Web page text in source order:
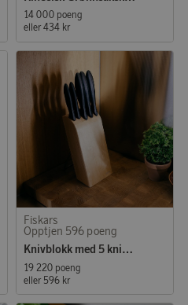
14 000 poeng
eller 434 kr
Fiskars
Opptjen 596 poeng
Knivblokk med 5 kniver
19 220 poeng
eller 596 kr